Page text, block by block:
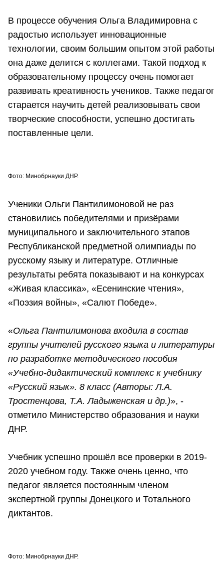
В процессе обучения Ольга Владимировна с
радостью использует инновационные
технологии, своим большим опытом этой работы
она даже делится с коллегами. Такой подход к
образовательному процессу очень помогает
развивать креативность учеников. Также педагог
старается научить детей реализовывать свои
творческие способности, успешно достигать
поставленные цели.
Фото: Минобрнауки ДНР.
Ученики Ольги Пантилимоновой не раз
становились победителями и призёрами
муниципального и заключительного этапов
Республиканской предметной олимпиады по
русскому языку и литературе. Отличные
результаты ребята показывают и на конкурсах
«Живая классика», «Есенинские чтения»,
«Поэзия войны», «Салют Победе».
«Ольга Пантилимонова входила в состав
группы учителей русского языка и литературы
по разработке методического пособия
«Учебно-дидактический комплекс к учебнику
«Русский язык». 8 класс (Авторы: Л.А.
Тростенцова, Т.А. Ладыженская и др.)», -
отметило Министерство образования и науки
ДНР.
Учебник успешно прошёл все проверки в 2019-
2020 учебном году. Также очень ценно, что
педагог является постоянным членом
экспертной группы Донецкого и Тотального
диктантов.
Фото: Минобрнауки ДНР.